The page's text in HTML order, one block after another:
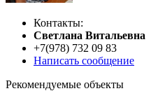
Контакты:
Cветлана Витальевна
+7(978) 732 09 83
Написать сообщение
Рекомендуемые объекты